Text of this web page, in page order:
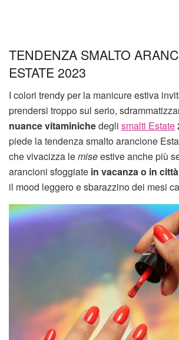
TENDENZA SMALTO
ESTATE 2023
I colori trendy per la manicure estiva
prendersi troppo sul serio,
nuance vitaminichedegli smalti Estate
piede la tendenza smalto arancione
che vivacizza lemiseestive anche più
arancioni sfoggiate in vacanza o in città
il mood leggero e sbarazzino dei mesi